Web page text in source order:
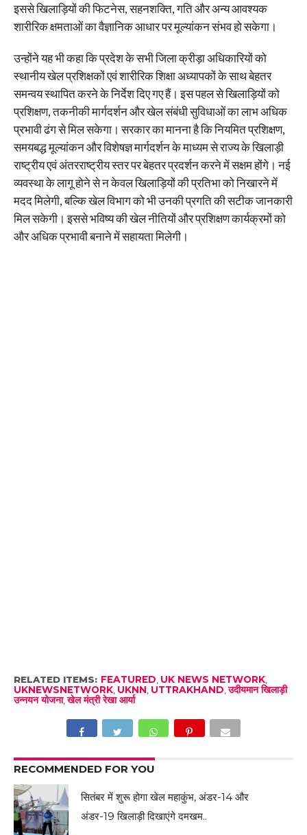
इससे खिलाड़ियों की फिटनेस, सहनशक्ति, गति और अन्य आवश्यक
शारीरिक क्षमताओं का वैज्ञानिक आधार पर मूल्यांकन संभव हो सकेगा।
उन्होंने यह भी कहा कि प्रदेश के सभी जिला क्रीड़ा अधिकारियों को
स्थानीय खेल प्रशिक्षकों एवं शारीरिक शिक्षा अध्यापकों के साथ बेहतर
समन्वय स्थापित करने के निर्देश दिए गए हैं। इस पहल से खिलाड़ियों को
प्रशिक्षण, तकनीकी मार्गदर्शन और खेल संबंधी सुविधाओं का लाभ अधिक
प्रभावी ढंग से मिल सकेगा। सरकार का मानना है कि नियमित प्रशिक्षण,
समयबद्ध मूल्यांकन और विशेषज्ञ मार्गदर्शन के माध्यम से राज्य के खिलाड़ी
राष्ट्रीय एवं अंतरराष्ट्रीय स्तर पर बेहतर प्रदर्शन करने में सक्षम होंगे। नई
व्यवस्था के लागू होने से न केवल खिलाड़ियों की प्रतिभा को निखारने में
मदद मिलेगी, बल्कि खेल विभाग को भी उनकी प्रगति की सटीक जानकारी
मिल सकेगी। इससे भविष्य की खेल नीतियों और प्रशिक्षण कार्यक्रमों को
और अधिक प्रभावी बनाने में सहायता मिलेगी।
RELATED ITEMS: FEATURED UK NEWS NETWORK,
UKNEWSNETWORK, UKNN UTTRAKHAND ,उदीयमान खिलाड़ी
उन्नयन योजना,खेल मंत्री रेखा आर्या
RECOMMENDED FOR YOU
सितंबर में शुरू होगा खेल महाकुंभ, अंडर-14 और
अंडर-19 खिलाड़ी दिखाएंगे दमखम..